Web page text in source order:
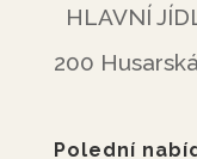
HLAVNÍ
200
Polední